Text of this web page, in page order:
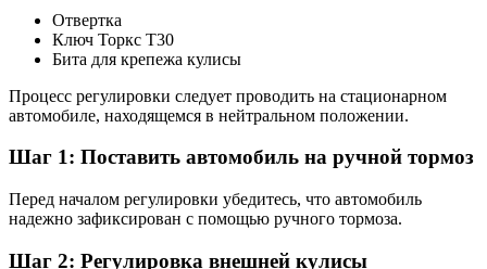
Отвертка
Ключ Торкс T30
Бита для крепежа кулисы
Процесс регулировки следует проводить на стационарном
автомобиле, находящемся в нейтральном положении.
Шаг 1: Поставить автомобиль на ручной тормоз
Перед началом регулировки убедитесь, что автомобиль
надежно зафиксирован с помощью ручного тормоза.
Шаг 2: Регулировка внешней кулисы